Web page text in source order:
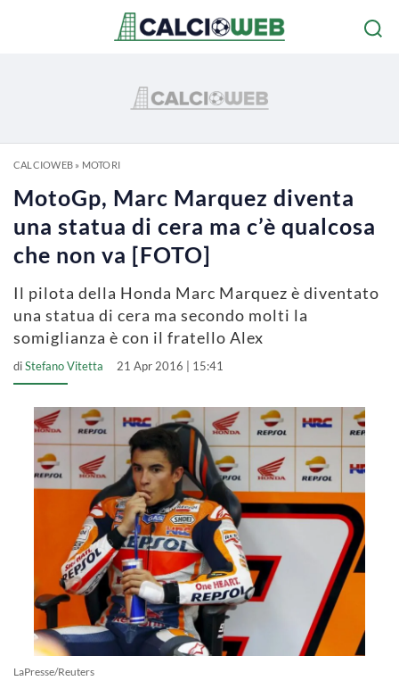
CALCIOWEB» MOTORI
MotoGp, Marc Marquez diventa
una statua di cera ma c’è qualcosa
che non va [FOTO]
Il pilota della Honda Marc Marquez è diventato
una statua di cera ma secondo molti la
somiglianza è con il fratello Alex
diStefano Vitetta 21 Apr 2016 | 15:41
LaPresse/Reuters